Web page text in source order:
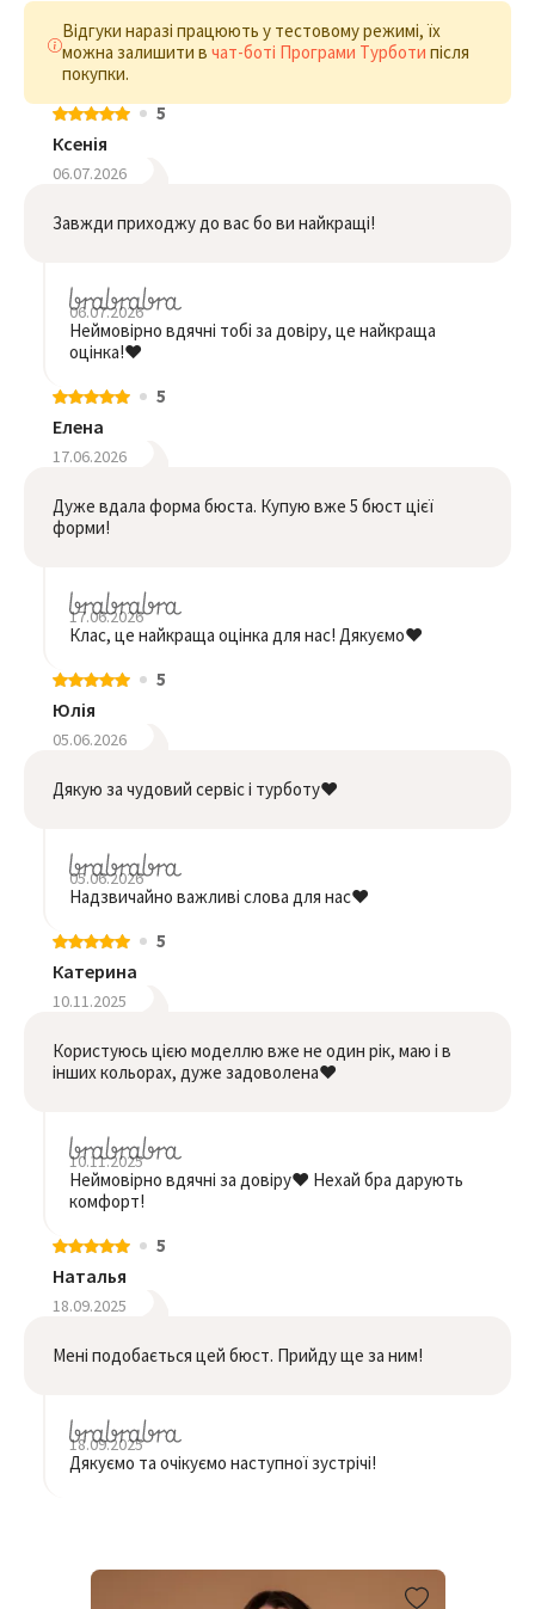
Відгуки наразі працюють у тестовому режимі, їх
можна залишити в чат-боті Програми Турботи після
покупки.
5
Ксенія
06.07.2026
Завжди приходжу до вас бо ви найкращі!
06.07.2026
Неймовірно вдячні тобі за довіру, це найкраща
оцінка!❤️
5
Елена
17.06.2026
Дуже вдала форма бюста. Купую вже 5 бюст цієї
форми!
17.06.2026
Клас, це найкраща оцінка для нас! Дякуємо❤️
5
Юлія
05.06.2026
Дякую за чудовий сервіс і турботу❤️
05.06.2026
Надзвичайно важливі слова для нас❤️
5
Катерина
10.11.2025
Користуюсь цією моделлю вже не один рік, маю і в
інших кольорах, дуже задоволена❤️
10.11.2025
Неймовірно вдячні за довіру❤️ Нехай бра дарують
комфорт!
5
Наталья
18.09.2025
Мені подобається цей бюст. Прийду ще за ним!
18.09.2025
Дякуємо та очікуємо наступної зустрічі!